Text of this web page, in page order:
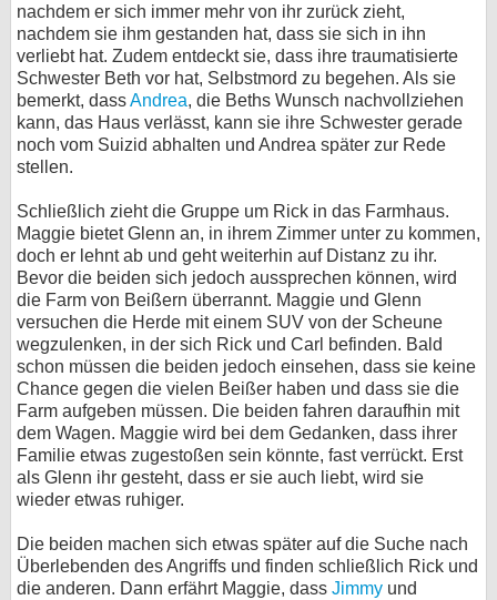
nachdem er sich immer mehr von ihr zurück zieht,
nachdem sie ihm gestanden hat, dass sie sich in ihn
verliebt hat. Zudem entdeckt sie, dass ihre traumatisierte
Schwester Beth vor hat, Selbstmord zu begehen. Als sie
bemerkt, dassAndrea, die Beths Wunsch nachvollziehen
kann, das Haus verlässt, kann sie ihre Schwester gerade
noch vom Suizid abhalten und Andrea später zur Rede
stellen.
Schließlich zieht die Gruppe um Rick in das Farmhaus.
Maggie bietet Glenn an, in ihrem Zimmer unter zu kommen,
doch er lehnt ab und geht weiterhin auf Distanz zu ihr.
Bevor die beiden sich jedoch aussprechen können, wird
die Farm von Beißern überrannt. Maggie und Glenn
versuchen die Herde mit einem SUV von der Scheune
wegzulenken, in der sich Rick und Carl befinden. Bald
schon müssen die beiden jedoch einsehen, dass sie keine
Chance gegen die vielen Beißer haben und dass sie die
Farm aufgeben müssen. Die beiden fahren daraufhin mit
dem Wagen. Maggie wird bei dem Gedanken, dass ihrer
Familie etwas zugestoßen sein könnte, fast verrückt. Erst
als Glenn ihr gesteht, dass er sie auch liebt, wird sie
wieder etwas ruhiger.
Die beiden machen sich etwas später auf die Suche nach
Überlebenden des Angriffs und finden schließlich Rick und
die anderen. Dann erfährt Maggie, dass Jimmy und